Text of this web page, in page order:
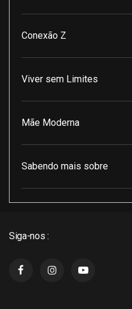
Conexão Z
Viver sem Limites
Mãe Moderna
Sabendo mais sobre
Siga-nos :